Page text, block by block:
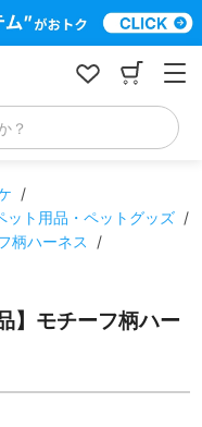
？
/
ット用品・ペットグッズ /
柄ハーネス
/
】モチーフ柄ハー